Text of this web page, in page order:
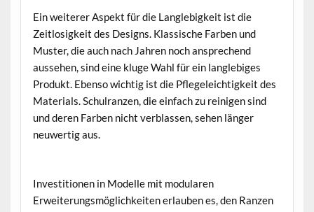
Ein weiterer Aspekt für die Langlebigkeit ist die
Zeitlosigkeit des Designs. Klassische Farben und
Muster, die auch nach Jahren noch ansprechend
aussehen, sind eine kluge Wahl für ein langlebiges
Produkt. Ebenso wichtig ist die Pflegeleichtigkeit des
Materials. Schulranzen, die einfach zu reinigen sind
und deren Farben nicht verblassen, sehen länger
neuwertig aus.
Investitionen in Modelle mit modularen
Erweiterungsmöglichkeiten erlauben es, den Ranzen